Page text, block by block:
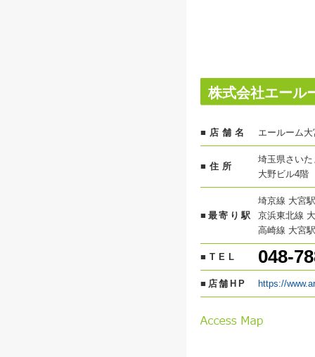
株式会社エール
■店舗名 エールーム大
■住所
埼玉県さい
大野ビル4階
■最寄り駅
埼京線 大宮
京浜東北線
高崎線 大宮
■TEL 048-
■店舗HP https://